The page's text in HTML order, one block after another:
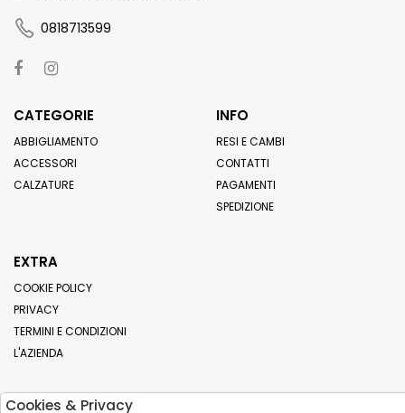
0818713599
CATEGORIE
ABBIGLIAMENTO
ACCESSORI
CALZATURE
INFO
RESI E CAMBI
CONTATTI
PAGAMENTI
SPEDIZIONE
EXTRA
COOKIE POLICY
PRIVACY
TERMINI E CONDIZIONI
L'AZIENDA
Cookies & Privacy